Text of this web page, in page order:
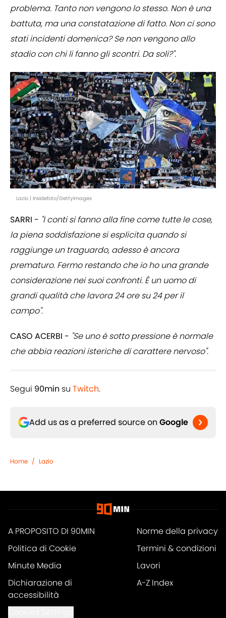
problema. Tanto non vengono lo stesso. Non è una
battuta, ma una constatazione di fatto. Non ci sono
stati incidenti domenica? Se non vengono allo
stadio con chi li fanno gli scontri. Da soli?".
Lazio | Insidefoto/GettyImages
SARRI - "I conti si fanno alla fine come tutte le cose,
la piena soddisfazione si esplicita quando si
raggiunge un traguardo, adesso è ancora
prematuro. Fermo restando che io ho una grande
considerazione nei suoi confronti. È un uomo di
grandi qualità che lavora 24 ore su 24 per il
campo".
CASO ACERBI - "Se uno è sotto pressione è normale
che abbia reazioni isteriche di carattere nervoso".
Segui 90min su Twitch.
Add us as a preferred source on Google
Home / Lazio
A PROPOSITO DI 90MIN
Norme della privacy
Politica di Cookie
Termini & condizioni
Minute Media
Lavori
Dichiarazione di
accessibilità
A-Z Index